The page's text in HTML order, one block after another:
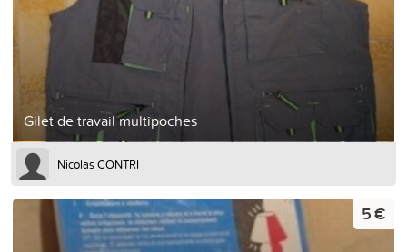
Gilet de travail multipoches
Nicolas CONTRI
5 €